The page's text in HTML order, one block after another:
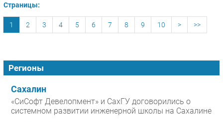
Страницы:
1 2 3 4 5 6 7 8 9 10 > >>
Регионы
Сахалин
«СиСофт Девелопмент» и СахГУ договорились о
системном развитии инженерной школы на Сахалине